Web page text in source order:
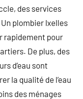
des services
plombier Ixelles
rapidement pour
De plus, des
d’eau sont
la qualité de l’eau
des ménages